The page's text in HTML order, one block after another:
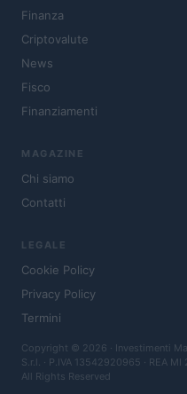
Finanza
Criptovalute
News
Fisco
Finanziamenti
MAGAZINE
Chi siamo
Contatti
LEGALE
Cookie Policy
Privacy Policy
Termini
Copyright © 2026 · Investimenti
S.r.l. · P.IVA 13542920965 · REA
All Rights Reserved